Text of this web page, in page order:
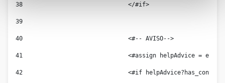
38
				</#if>
39
40
				<#-- AVISO-->
41
<#assign helpAdvice =
42
<#if